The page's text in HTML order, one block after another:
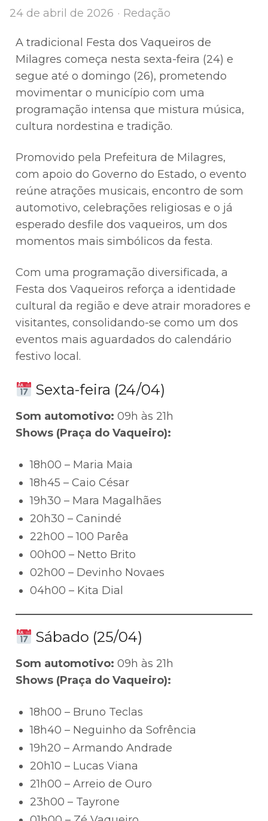
24 de abril de 2026 Author
Redação
A tradicional Festa dos Vaqueiros de
Milagres começa nesta sexta-feira (24) e
segue até o domingo (26), prometendo
movimentar o município com uma
programação intensa que mistura música,
cultura nordestina e tradição.
Promovido pela Prefeitura de Milagres,
com apoio do Governo do Estado, o evento
reúne atrações musicais, encontro de som
automotivo, celebrações religiosas e o já
esperado desfile dos vaqueiros, um dos
momentos mais simbólicos da festa.
Com uma programação diversificada, a
Festa dos Vaqueiros reforça a identidade
cultural da região e deve atrair moradores e
visitantes, consolidando-se como um dos
eventos mais aguardados do calendário
festivo local.
Sexta-feira (24/04)
Som automotivo: 09h às 21h
Shows (Praça do Vaqueiro):
18h00 – Maria Maia
18h45 – Caio César
19h30 – Mara Magalhães
20h30 – Canindé
22h00 – 100 Parêa
00h00 – Netto Brito
02h00 – Devinho Novaes
04h00 – Kita Dial
Sábado (25/04)
Som automotivo: 09h às 21h
Shows (Praça do Vaqueiro):
18h00 – Bruno Teclas
18h40 – Neguinho da Sofrência
19h20 – Armando Andrade
20h10 – Lucas Viana
21h00 – Arreio de Ouro
23h00 – Tayrone